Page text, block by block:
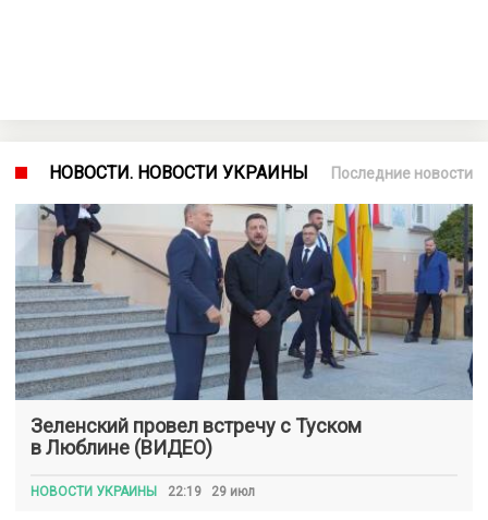
НОВОСТИ. НОВОСТИ УКРАИНЫ Последние новости
Зеленский провел встречу с Туском
в Люблине (ВИДЕО)
НОВОСТИ УКРАИНЫ 22:19 29 июл